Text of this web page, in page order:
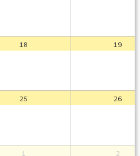
18 19
25 26